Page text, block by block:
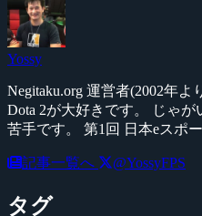
Yossy
Negitaku.org 運営者(2002年よ
Dota 2が大好きです。 じゃ
苦手です。 第1回 日本eスポ
記事一覧へ @YossyFPS
タグ